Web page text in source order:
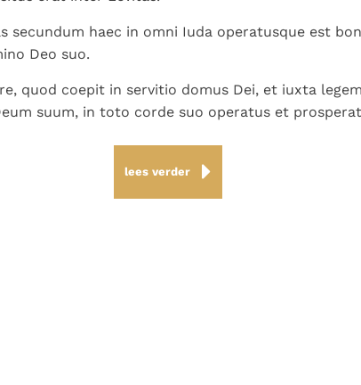
secundum haec in omni Iuda operatusque est
Deo suo.
quod coepit in servitio domus Dei, et iuxta
suum, in toto corde suo operatus et
lees verder